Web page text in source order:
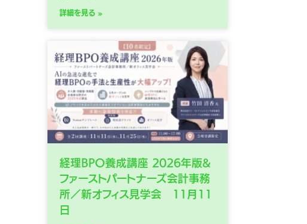
詳細を見る »
経理BPO養成講座 2026年版&
ファーストパートナーズ会計事務
所／新オフィス見学会 11月11
日